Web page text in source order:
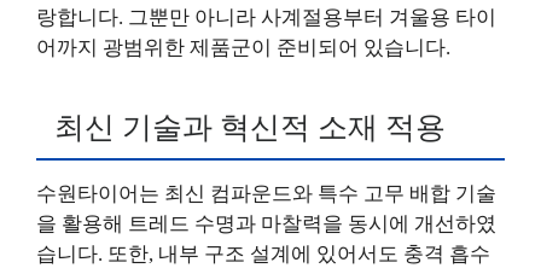
랑합니다. 그뿐만 아니라 사계절용부터 겨울용 타이
어까지 광범위한 제품군이 준비되어 있습니다.
최신 기술과 혁신적 소재 적용
수원타이어는 최신 컴파운드와 특수 고무 배합 기술
을 활용해 트레드 수명과 마찰력을 동시에 개선하였
습니다. 또한, 내부 구조 설계에 있어서도 충격 흡수